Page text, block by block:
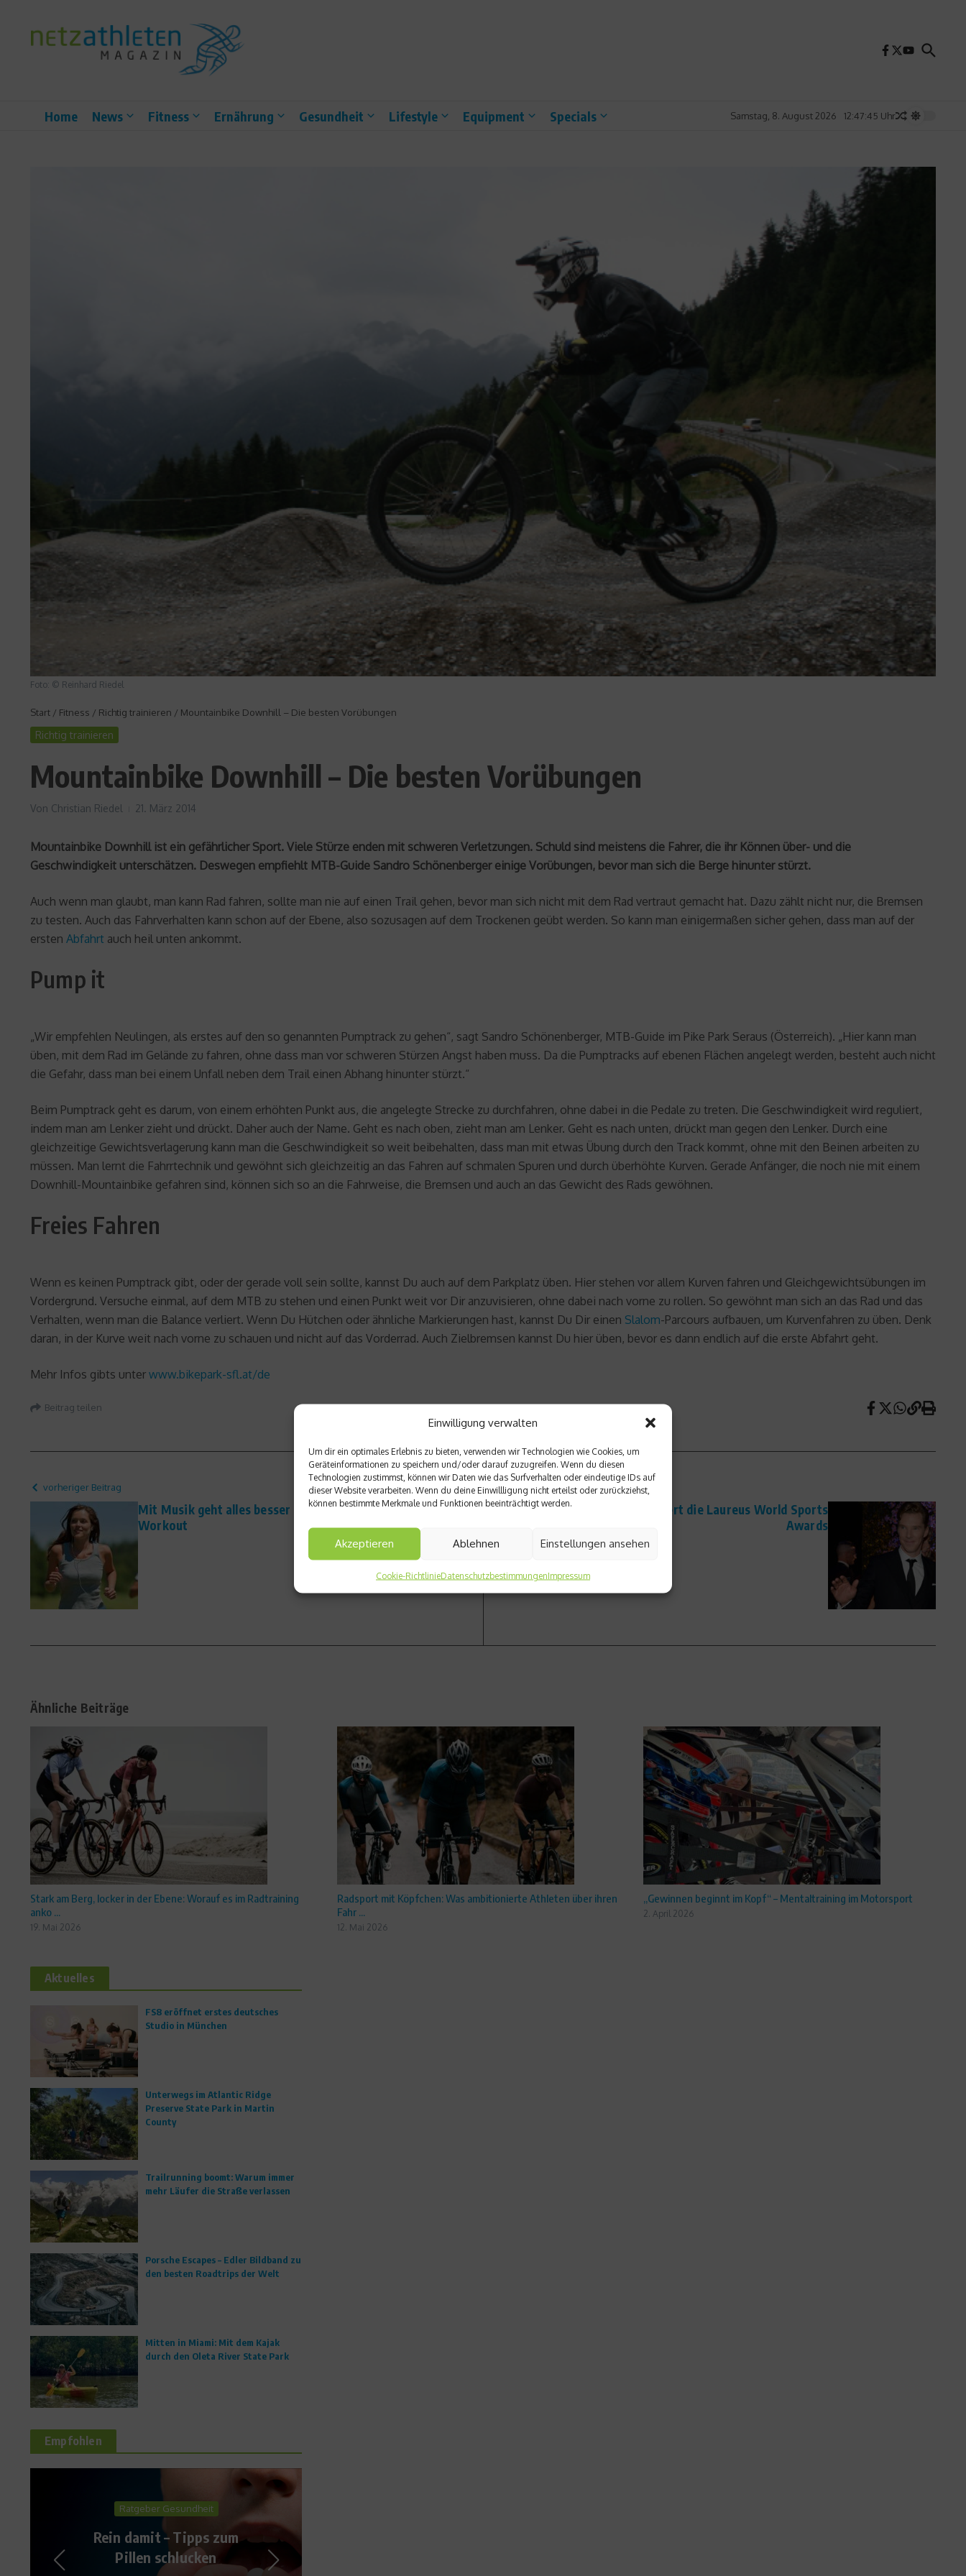
Einwilligung verwalten
Um dir ein optimales Erlebnis zu bieten, verwenden wir Technologien wie Cookies, um
Geräteinformationen zu speichern und/oder darauf zuzugreifen. Wenn du diesen
Technologien zustimmst, können wir Daten wie das Surfverhalten oder eindeutige IDs auf
dieser Website verarbeiten. Wenn du deine Einwillligung nicht erteilst oder zurückziehst,
können bestimmte Merkmale und Funktionen beeinträchtigt werden.
Akzeptieren Ablehnen Einstellungen ansehen
Cookie-RichtlinieDatenschutzbestimmungenImpressum
Home News Fitness Ernährung Gesundheit Lifestyle Equipment Specials Samstag, 8. August 2026 12:47:47 Uhr
Foto: © Reinhard Riedel
Start / Fitness / Richtig trainieren / Mountainbike Downhill – Die besten Vorübungen
Richtig trainieren
Mountainbike Downhill – Die besten Vorübungen
Von Christian Riedel 21. März 2014
Mountainbike Downhill ist ein gefährlicher Sport. Viele Stürze enden mit schweren Verletzungen. Schuld sind meistens die Fahrer, die ihr Können über- und die
Geschwindigkeit unterschätzen. Deswegen empfiehlt MTB-Guide Sandro Schönenberger einige Vorübungen, bevor man sich die Berge hinunter stürzt.
Auch wenn man glaubt, man kann Rad fahren, sollte man nie auf einen Trail gehen, bevor man sich nicht mit dem Rad vertraut gemacht hat. Dazu zählt nicht nur, die Bremsen
zu testen. Auch das Fahrverhalten kann schon auf der Ebene, also sozusagen auf dem Trockenen geübt werden. So kann man einigermaßen sicher gehen, dass man auf der
ersten Abfahrt auch heil unten ankommt.
Pump it
„Wir empfehlen Neulingen, als erstes auf den so genannten Pumptrack zu gehen“, sagt Sandro Schönenberger, MTB-Guide im Pike Park Seraus (Österreich). „Hier kann man
üben, mit dem Rad im Gelände zu fahren, ohne dass man vor schweren Stürzen Angst haben muss. Da die Pumptracks auf ebenen Flächen angelegt werden, besteht auch nicht
die Gefahr, dass man bei einem Unfall neben dem Trail einen Abhang hinunter stürzt.“
Beim Pumptrack geht es darum, von einem erhöhten Punkt aus, die angelegte Strecke zu durchfahren, ohne dabei in die Pedale zu treten. Die Geschwindigkeit wird reguliert,
indem man am Lenker zieht und drückt. Daher auch der Name. Geht es nach oben, zieht man am Lenker. Geht es nach unten, drückt man gegen den Lenker. Durch eine
gleichzeitige Gewichtsverlagerung kann man die Geschwindigkeit so weit beibehalten, dass man mit etwas Übung durch den Track kommt, ohne mit den Beinen arbeiten zu
müssen. Man lernt die Fahrrtechnik und gewöhnt sich gleichzeitig an das Fahren auf schmalen Spuren und durch überhöhte Kurven. Gerade Anfänger, die noch nie mit einem
Downhill-Mountainbike gefahren sind, können sich so an die Fahrweise, die Bremsen und auch an das Gewicht des Rads gewöhnen.
Freies Fahren
Wenn es keinen Pumptrack gibt, oder der gerade voll sein sollte, kannst Du auch auf dem Parkplatz üben. Hier stehen vor allem Kurven fahren und Gleichgewichtsübungen im
Vordergrund. Versuche einmal, auf dem MTB zu stehen und einen Punkt weit vor Dir anzuvisieren, ohne dabei nach vorne zu rollen. So gewöhnt man sich an das Rad und das
Verhalten, wenn man die Balance verliert. Wenn Du Hütchen oder ähnliche Markierungen hast, kannst Du Dir einen Slalom-Parcours aufbauen, um Kurvenfahren zu üben. Denk
daran, in der Kurve weit nach vorne zu schauen und nicht auf das Vorderrad. Auch Zielbremsen kannst Du hier üben, bevor es dann endlich auf die erste Abfahrt geht.
Mehr Infos gibts unter www.bikepark-sfl.at/de
Beitrag teilen
vorheriger Beitrag
Mit Musik geht alles besser – Die perfekte Playlist für dein
Workout
Nächster Beitrag
Benedict Cumberbatch moderiert die Laureus World Sports
Awards
Ähnliche Beiträge
Stark am Berg, locker in der Ebene: Worauf es im Radtraining
anko ...
19. Mai 2026
Radsport mit Köpfchen: Was ambitionierte Athleten über ihren
Fahr ...
12. Mai 2026
„Gewinnen beginnt im Kopf“ – Mentaltraining im Motorsport
2. April 2026
Aktuelles
FS8 eröffnet erstes deutsches
Studio in München
Unterwegs im Atlantic Ridge
Preserve State Park in Martin
County
Trailrunning boomt: Warum immer
mehr Läufer die Straße verlassen
Porsche Escapes – Edler Bildband zu
den besten Roadtrips der Welt
Mitten in Miami: Mit dem Kajak
durch den Oleta River State Park
Empfohlen
Nationalelf: Kader für EM-